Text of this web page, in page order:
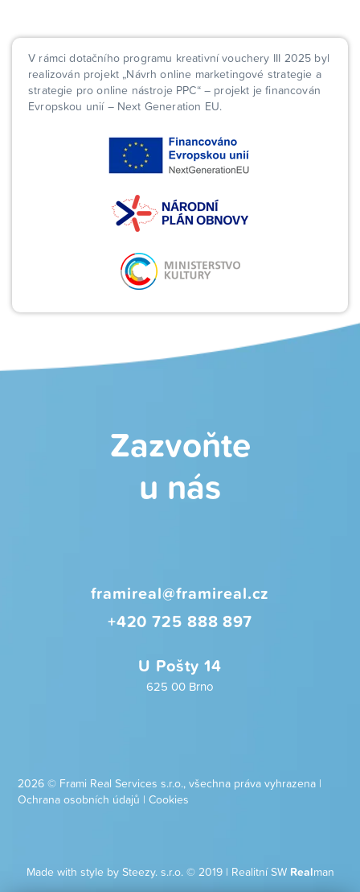
V rámci dotačního programu kreativní vouchery III 2025 byl
realizován projekt „Návrh online marketingové strategie a
strategie pro online nástroje PPC“ – projekt je financován
Evropskou unií – Next Generation EU.
Zazvoňte
u nás
framireal@framireal.cz
+420 725 888 897
U Pošty 14
625 00 Brno
2026 © Frami Real Services s.r.o., všechna práva vyhrazena |
Ochrana osobních údajů |Cookies
Made with style by Steezy. s.r.o. © 2019| Realitní SW Realman